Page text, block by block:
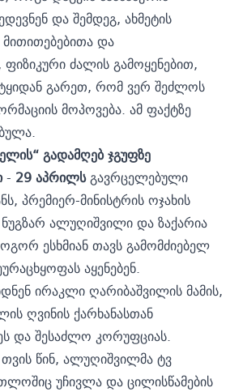
და შემდეგ, ახმეტის
და
ძალის გამოყენებით,
გარეთ, რომ ვერ შეძლოს
მოპოვება. ამ ფაქტზე
გადამღებ ჯგუფზე
- 29 აპრილსგავრცელებული
პრემიერ-მინისტრის ოჯახის
ალუღიშვილი და ზაქარია
ესხმიან თავს გამომძიებელ
აყენებენ.
ირაკლი ღარიბაშვილის მამის,
ღვინის ქარხანასთან
და შესაძლო კორუფციას.
წინ, ალუღიშვილმა ტვ
უჩივლა და ცილისწამების